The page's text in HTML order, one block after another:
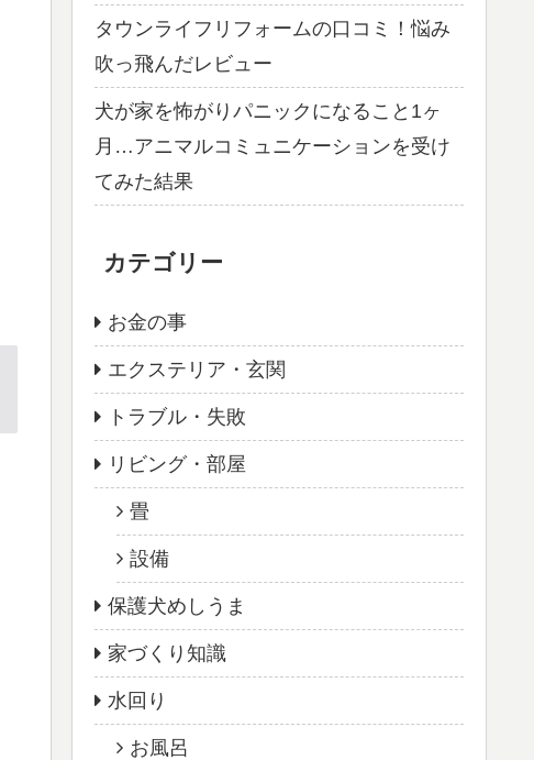
タウンライフリフォームの口コミ！悩み
吹っ飛んだレビュー
犬が家を怖がりパニックになること1ヶ
月…アニマルコミュニケーションを受け
てみた結果
カテゴリー
お金の事
エクステリア・玄関
トラブル・失敗
リビング・部屋
畳
設備
保護犬めしうま
家づくり知識
水回り
お風呂